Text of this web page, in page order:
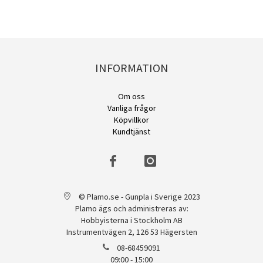
INFORMATION
Om oss
Vanliga frågor
Köpvillkor
Kundtjänst
© Plamo.se - Gunpla i Sverige 2023
Plamo ägs och administreras av:
Hobbyisterna i Stockholm AB
Instrumentvägen 2, 126 53 Hägersten
08-68459091
09:00 - 15:00